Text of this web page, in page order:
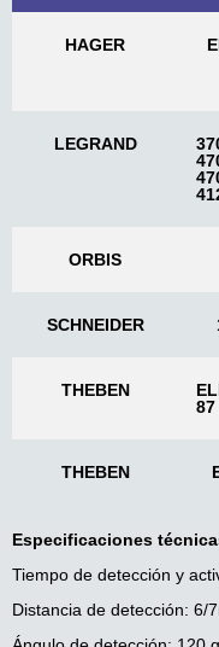
HAGER
LEGRAND
ORBIS
SCHNEIDER
THEBEN
87
THEBEN
Especificaciones
Tiempo de detección y
Distancia de detección: 6/